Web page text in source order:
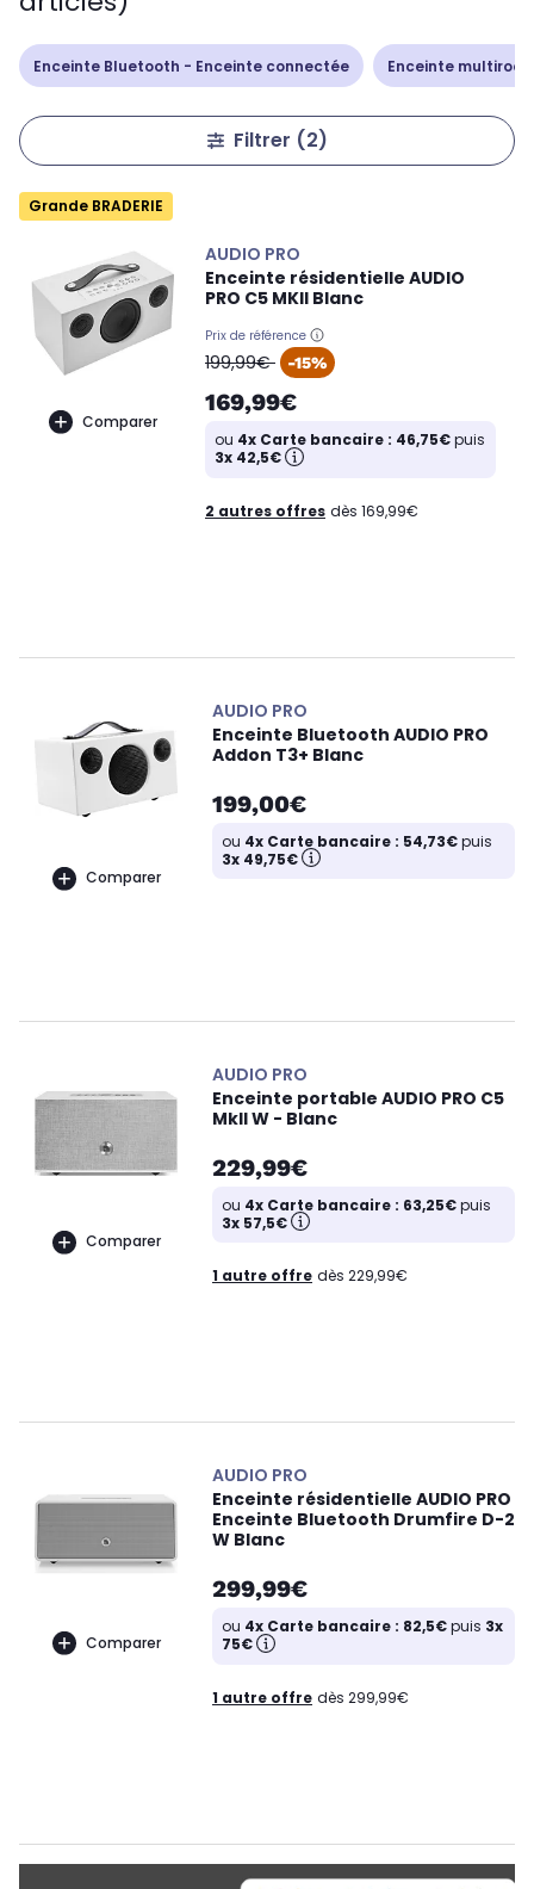
Enceinte Bluetooth - Enceinte connectée Enceinte
Filtrer (2)
Grande BRADERIE
Comparer
AUDIO PRO
Enceinte résidentielle AUDIO
PRO C5 MKII Blanc
Prix de référence
oldPrice
199,99€ -15%
169,99€
ou 4x Carte bancaire : 46,75€puis
3x 42,5€
2 autres offres dès 169,99€
Comparer
AUDIO PRO
Enceinte Bluetooth AUDIO PRO
Addon T3+ Blanc
199,00€
ou 4x Carte bancaire : 54,73€puis
3x 49,75€
Comparer
AUDIO PRO
Enceinte portable AUDIO PRO C5
MkII W - Blanc
229,99€
ou 4x Carte bancaire : 63,25€puis
3x 57,5€
1 autre offre dès 229,99€
Comparer
AUDIO PRO
Enceinte résidentielle AUDIO PRO
Enceinte Bluetooth Drumfire D-2
W Blanc
299,99€
ou 4x Carte bancaire : 82,5€puis 3x
75€
1 autre offre dès 299,99€